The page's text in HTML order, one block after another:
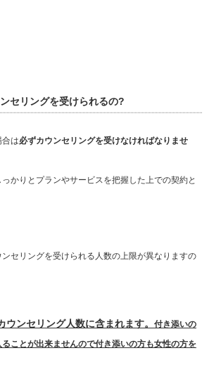
セリングを受けられるの?
合は必ずカウンセリングを受けなければなりませ
かりとプランやサービスを把握した上での契約と
セリングを受けられる人数の上限が異なりますの
ウンセリング人数に含まれます。 付き添いの
ことが出来ませんので付き添いの方も女性の方を